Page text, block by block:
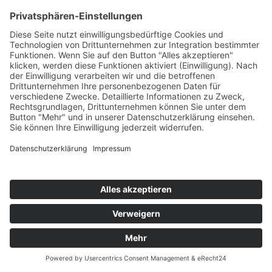
Aktualisiert: 24.04.2026
DATENSCHUTZERKLÄRUNG|IMPRESSUM
© 2009 - 2026 Texte & Bilder H. & B. Lindemann | all
rights reserved
Webdesign by GriPuWebFee